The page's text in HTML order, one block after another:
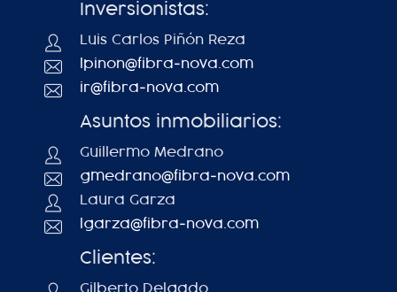
Inversionistas:
Luis Carlos Piñón Reza
lpinon@fibra-nova.com
ir@fibra-nova.com
Asuntos inmobiliarios:
Guillermo Medrano
gmedrano@fibra-nova.com
Laura Garza
lgarza@fibra-nova.com
Clientes:
Gilberto Delgado